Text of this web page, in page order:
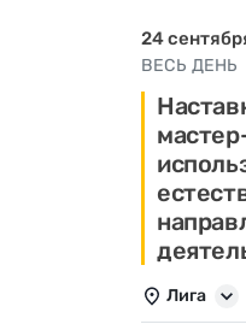
24
ВЕСЬ ДЕНЬ
Лига